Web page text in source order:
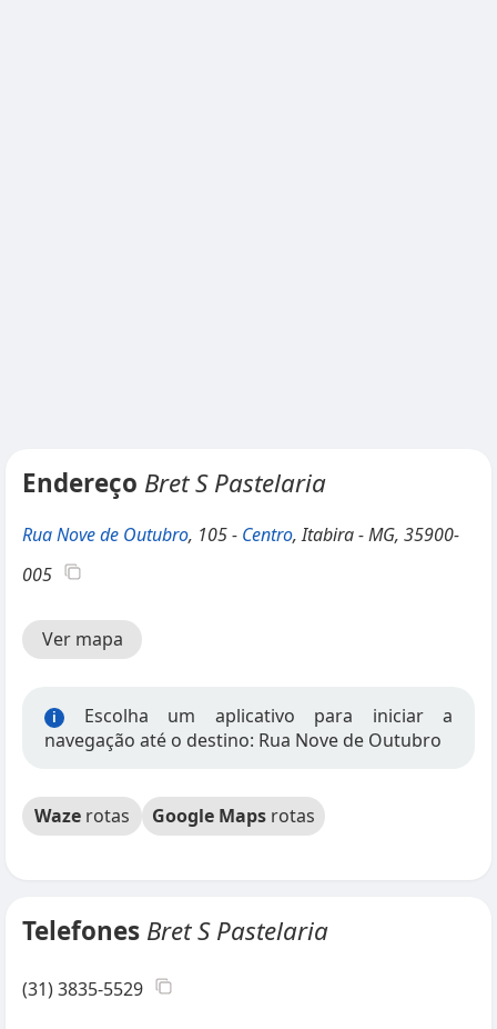
Endereço Bret S Pastelaria
Rua Nove de Outubro, 105 - Centro, Itabira - MG, 35900-
005
Ver mapa
i
Escolha um aplicativo para iniciar a
navegação até o destino: Rua Nove de Outubro
Waze rotas Google Maps rotas
Telefones Bret S Pastelaria
(31) 3835-5529